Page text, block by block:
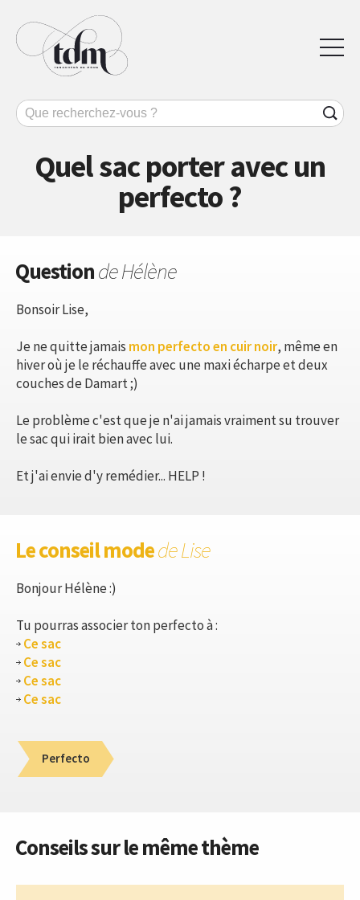
Quel sac porter avec un
perfecto ?
Questionde Hélène
Bonsoir Lise,
Je ne quitte jamais mon perfecto en cuir noir, même en
hiver où je le réchauffe avec une maxi écharpe et deux
couches de Damart ;)
Le problème c'est que je n'ai jamais vraiment su trouver
le sac qui irait bien avec lui.
Et j'ai envie d'y remédier... HELP !
Le conseil modede Lise
Bonjour Hélène :)
Tu pourras associer ton perfecto à :
Ce sac
Ce sac
Ce sac
Ce sac
Perfecto
Conseils sur le même thème